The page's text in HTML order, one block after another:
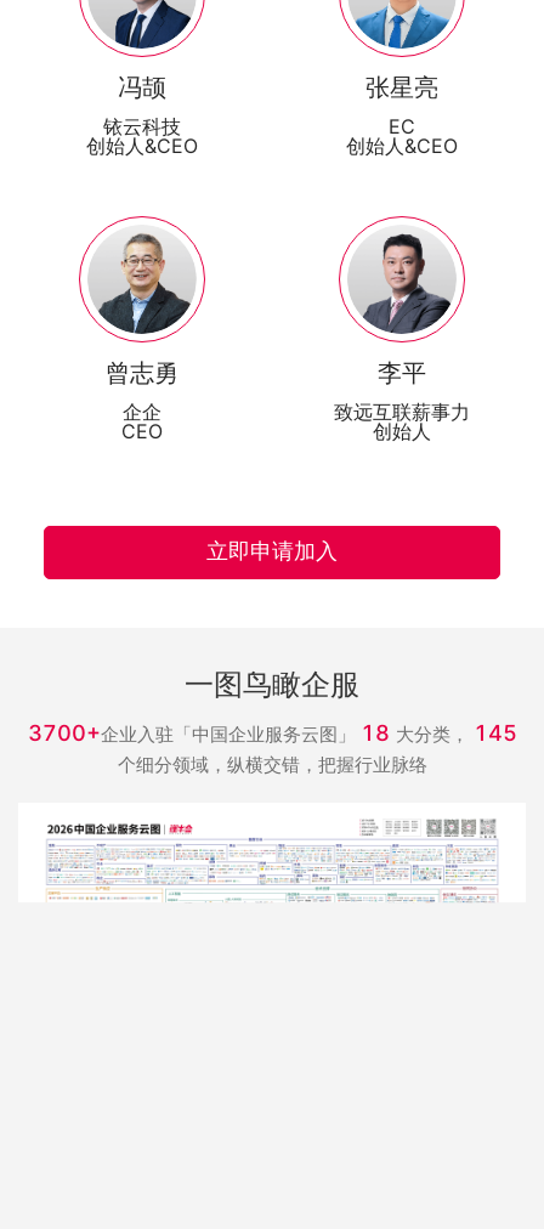
冯颉
铱云科技
创始人&CEO
张星亮
EC
创始人&CEO
曾志勇
企企
CEO
李平
致远互联薪事力
创始人
立即申请加入
一图鸟瞰企服
3700+企业入驻「中国企业服务云图」 18 大分类， 145
个细分领域，纵横交错，把握行业脉络